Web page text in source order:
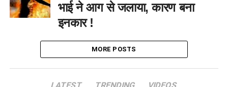
भाई ने आग से जलाया, कारण बना
इनकार !
MORE POSTS